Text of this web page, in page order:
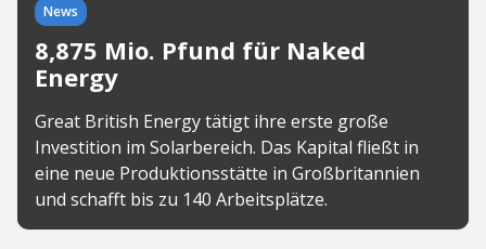
News
8,875 Mio. Pfund für Naked
Energy
Great British Energy tätigt ihre erste große
Investition im Solarbereich. Das Kapital fließt in
eine neue Produktionsstätte in Großbritannien
und schafft bis zu 140 Arbeitsplätze.